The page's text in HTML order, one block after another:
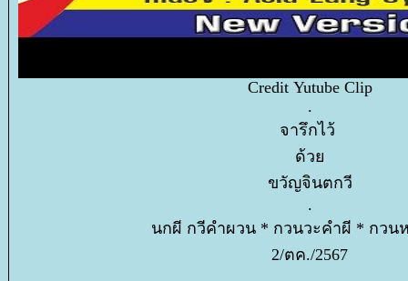
Credit Yutube Clip
.
จารึกไว้
ด้ว
ขวัญจินตกวี
.
นกผี กวีคำผวน * กวนวะคำผี * กวน
2/ตค./2567